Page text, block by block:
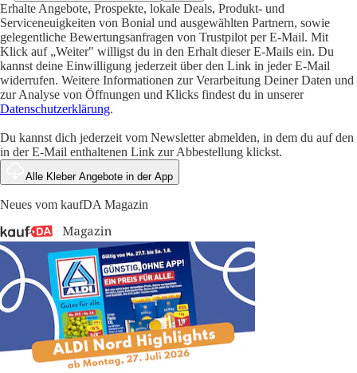
Erhalte Angebote, Prospekte, lokale Deals, Produkt- und
Serviceneuigkeiten von Bonial und ausgewählten Partnern, sowie
gelegentliche Bewertungsanfragen von Trustpilot per E-Mail. Mit
Klick auf „Weiter" willigst du in den Erhalt dieser E-Mails ein. Du
kannst deine Einwilligung jederzeit über den Link in jeder E-Mail
widerrufen. Weitere Informationen zur Verarbeitung Deiner Daten und
zur Analyse von Öffnungen und Klicks findest du in unserer
Datenschutzerklärung.
Du kannst dich jederzeit vom Newsletter abmelden, in dem du auf den
in der E-Mail enthaltenen Link zur Abbestellung klickst.
Alle Kleber Angebote in der App
Neues vom kaufDA Magazin